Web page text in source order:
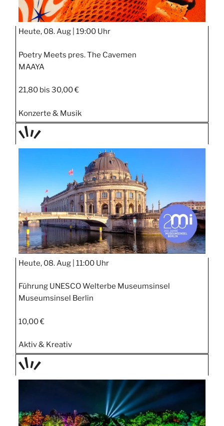
Heute, 08. Aug | 19:00 Uhr
Poetry Meets pres. The Cavemen
MAAYA
21,80 bis 30,00 €
Konzerte & Musik
TAGE
Heute, 08. Aug | 11:00 Uhr
Führung UNESCO Welterbe Museumsinsel
Museumsinsel Berlin
10,00 €
Aktiv & Kreativ
TAGE